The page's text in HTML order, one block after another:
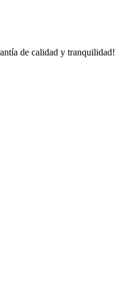
de calidad y tranquilidad!